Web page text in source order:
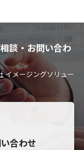
談・お問い合わ
イメージングソリュー
合わせ